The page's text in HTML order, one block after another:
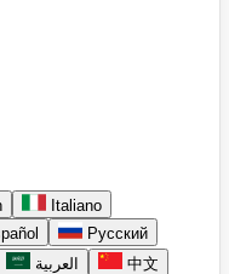
Italiano
Русский
العربية
中文